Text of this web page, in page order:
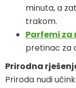
minuta, a
trakom.
Parfemi za
pretinac za
Prirodna
Priroda nudi